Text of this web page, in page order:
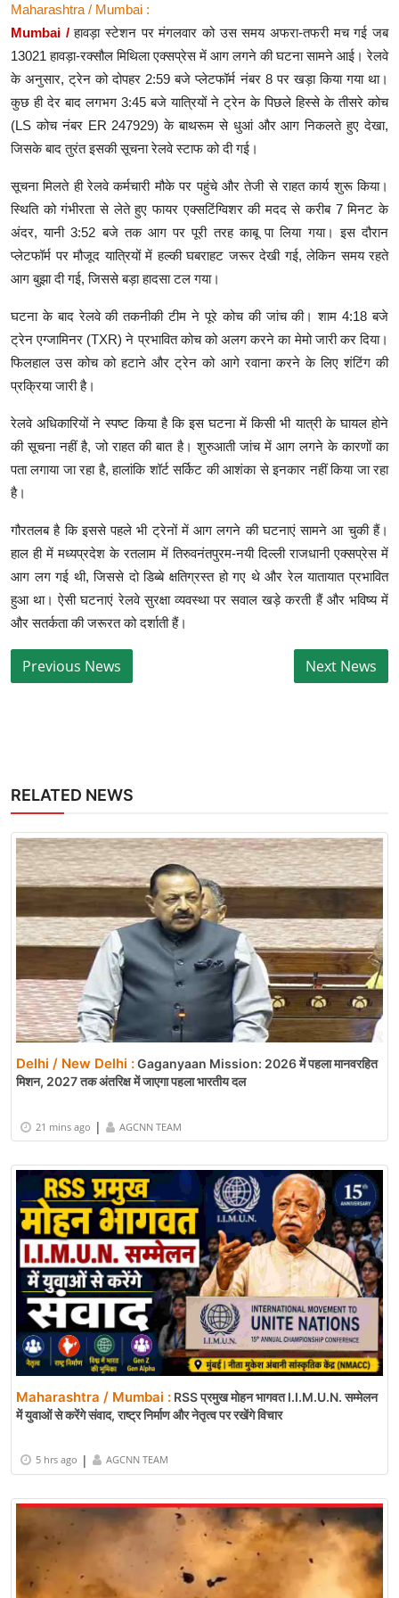
Lifestyle
Health
Development
Career
Literature
Tour & Travel
History Speaks
Contact Us
Maharashtra / Mumbai :
Mumbai /हावड़ा स्टेशन पर मंगलवार को उस समय अफरा-तफरी मच गई जब
13021 हावड़ा-रक्सौल मिथिला एक्सप्रेस में आग लगने की घटना सामने आई। रेलवे
के अनुसार, ट्रेन को दोपहर 2:59 बजे प्लेटफॉर्म नंबर 8 पर खड़ा किया गया था।
कुछ ही देर बाद लगभग 3:45 बजे यात्रियों ने ट्रेन के पिछले हिस्से के तीसरे कोच
(LS कोच नंबर ER 247929) के बाथरूम से धुआं और आग निकलते हुए देखा,
जिसके बाद तुरंत इसकी सूचना रेलवे स्टाफ को दी गई।
सूचना मिलते ही रेलवे कर्मचारी मौके पर पहुंचे और तेजी से राहत कार्य शुरू किया।
स्थिति को गंभीरता से लेते हुए फायर एक्सटिंग्विशर की मदद से करीब 7 मिनट के
अंदर, यानी 3:52 बजे तक आग पर पूरी तरह काबू पा लिया गया। इस दौरान
प्लेटफॉर्म पर मौजूद यात्रियों में हल्की घबराहट जरूर देखी गई, लेकिन समय रहते
आग बुझा दी गई, जिससे बड़ा हादसा टल गया।
घटना के बाद रेलवे की तकनीकी टीम ने पूरे कोच की जांच की। शाम 4:18 बजे
ट्रेन एग्जामिनर (TXR) ने प्रभावित कोच को अलग करने का मेमो जारी कर दिया।
फिलहाल उस कोच को हटाने और ट्रेन को आगे रवाना करने के लिए शंटिंग की
प्रक्रिया जारी है।
रेलवे अधिकारियों ने स्पष्ट किया है कि इस घटना में किसी भी यात्री के घायल होने
की सूचना नहीं है, जो राहत की बात है। शुरुआती जांच में आग लगने के कारणों का
पता लगाया जा रहा है, हालांकि शॉर्ट सर्किट की आशंका से इनकार नहीं किया जा रहा
है।
गौरतलब है कि इससे पहले भी ट्रेनों में आग लगने की घटनाएं सामने आ चुकी हैं।
हाल ही में मध्यप्रदेश के रतलाम में तिरुवनंतपुरम-नयी दिल्ली राजधानी एक्सप्रेस में
आग लग गई थी, जिससे दो डिब्बे क्षतिग्रस्त हो गए थे और रेल यातायात प्रभावित
हुआ था। ऐसी घटनाएं रेलवे सुरक्षा व्यवस्था पर सवाल खड़े करती हैं और भविष्य में
और सतर्कता की जरूरत को दर्शाती हैं।
RELATED NEWS
Delhi / New Delhi :Gaganyaan Mission: 2026 में पहला मानवरहित
मिशन, 2027 तक अंतरिक्ष में जाएगा पहला भारतीय दल
21 mins ago | AGCNN TEAM
Maharashtra / Mumbai : RSS प्रमुख मोहन भागवत I.I.M.U.N. सम्मेलन
में युवाओं से करेंगे संवाद, राष्ट्र निर्माण और नेतृत्व पर रखेंगे विचार
5 hrs ago | AGCNN TEAM